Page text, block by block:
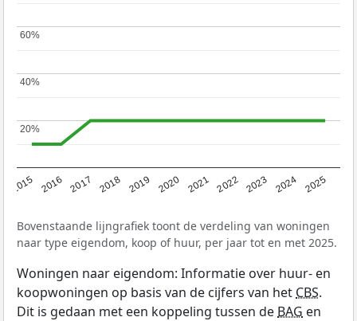
2015 2016 2017 2018 2019 2020 2021 2022 2023 2024 2025
20%
20%
40%
40%
60%
60%
Bovenstaande lijngrafiek toont de verdeling van woningen
naar type eigendom, koop of huur, per jaar tot en met 2025.
Woningen naar eigendom: Informatie over huur- en
koopwoningen op basis van de cijfers van het CBS.
Dit is gedaan met een koppeling tussen de BAG en